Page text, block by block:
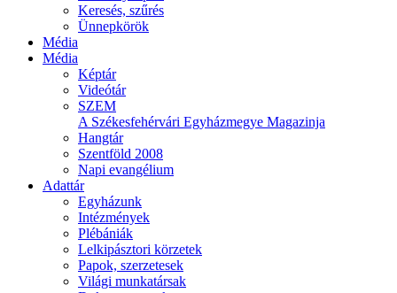
Keresés, szűrés
Ünnepkörök
Média
Média
Képtár
Videótár
SZEM
A Székesfehérvári Egyházmegye Magazinja
Hangtár
Szentföld 2008
Napi evangélium
Adattár
Egyházunk
Intézmények
Plébániák
Lelkipásztori körzetek
Papok, szerzetesek
Világi munkatársak